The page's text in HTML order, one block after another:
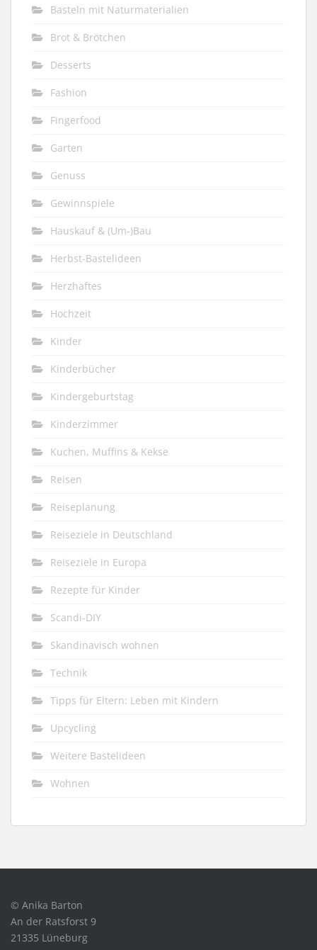
Basteln mit Naturmaterialien
Brot & Brötchen
Desserts
Fashion
Fingerfood
Garten
Genuss
Gewinnspiele
Hauskauf & (Um-)Bau
Herbst-Bastelideen
Herzhaftes
Hochzeit
Kinder
Kinderbücher
Kindergeburtstag
Kinderzimmer
Kuchen, Muffins & Kekse
Reisen
Reiseplanung
Reiseziele in Deutschland
Reiseziele in Europa
Rezepte für Kinder
Scandi-DIY
Skandinavisch wohnen
Technik
Tipps für Eltern: Leben mit Kindern
Upcycling
Weitere Bastelideen
Wohnen
© Anika Barton
An der Ratsforst 9
21335 Lüneburg